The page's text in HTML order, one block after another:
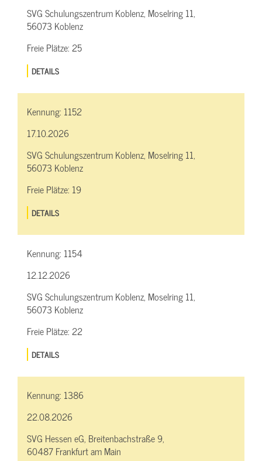
SVG Schulungszentrum Koblenz, Moselring 11,
56073 Koblenz
Freie Plätze:25
DETAILS
Kennung: 1152
17.10.2026
SVG Schulungszentrum Koblenz, Moselring 11,
56073 Koblenz
Freie Plätze: 19
DETAILS
Kennung: 1154
12.12.2026
SVG Schulungszentrum Koblenz, Moselring 11,
56073 Koblenz
Freie Plätze:22
DETAILS
Kennung: 1386
22.08.2026
SVG Hessen eG, Breitenbachstraße 9,
60487 Frankfurt am Main